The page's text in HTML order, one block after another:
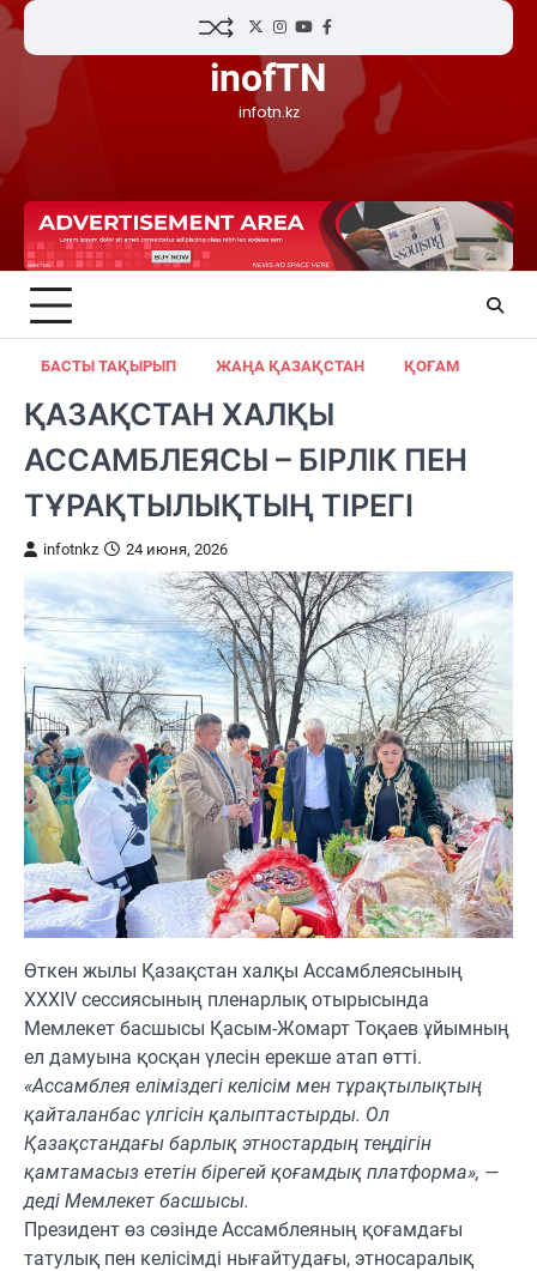
Skip
content
TwitterInstagram
YouTubeFacebook
inofTN
infotn.kz
БАСТЫ ТАҚЫРЫП ЖАҢА ҚАЗАҚСТАН ҚОҒАМ
ҚАЗАҚСТАН ХАЛҚЫ
АССАМБЛЕЯСЫ – БІРЛІК ПЕН
ТҰРАҚТЫЛЫҚТЫҢ ТІРЕГІ
infotnkz 24 июня, 2026
Өткен жылы Қазақстан халқы Ассамблеясының
XXXIV сессиясының пленарлық отырысында
Мемлекет басшысы Қасым-Жомарт Тоқаев ұйымның
ел дамуына қосқан үлесін ерекше атап өтті.
«Ассамблея еліміздегі келісім мен тұрақтылықтың
қайталанбас үлгісін қалыптастырды. Ол
Қазақстандағы барлық этностардың теңдігін
қамтамасыз ететін бірегей қоғамдық платформа», —
деді Мемлекет басшысы.
Президент өз сөзінде Ассамблеяның қоғамдағы
татулық пен келісімді нығайтудағы, этносаралық